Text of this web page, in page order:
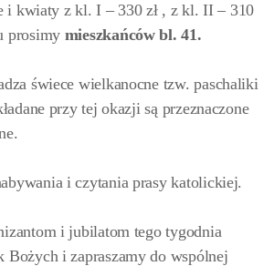
i kwiaty z kl. I – 330 zł , z kl. II – 310
prosimy mieszkańców bl. 41.
świece wielkanocne tzw. paschaliki
przy tej okazji są przeznaczone
i czytania prasy katolickiej.
i jubilatom tego tygodnia
Bożych i zapraszamy do wspólnej